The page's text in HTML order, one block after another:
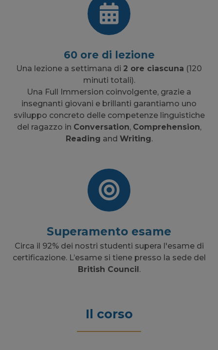
60 ore di lezione
Una lezione a settimana di 2 ore ciascuna (120
minuti totali).
Una Full Immersion coinvolgente, grazie a
insegnanti giovani e brillanti garantiamo uno
sviluppo concreto delle competenze linguistiche
del ragazzo in Conversation, Comprehension,
Reading and Writing.
Superamento esame
Circa il 92% dei nostri studenti supera l'esame di
certificazione. L’esame si tiene presso la sede del
British Council.
Il corso